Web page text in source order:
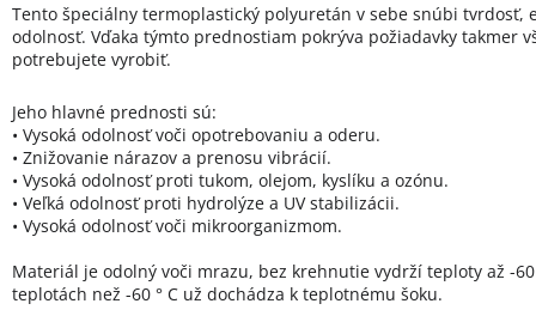
Tento špeciálny termoplastický polyuretán v sebe snúbi tvrdosť,
odolnosť. Vďaka týmto prednostiam pokrýva požiadavky takmer
potrebujete vyrobiť.
Jeho hlavné prednosti sú:
• Vysoká odolnosť voči opotrebovaniu a oderu.
• Znižovanie nárazov a prenosu vibrácií.
• Vysoká odolnosť proti tukom, olejom, kyslíku a ozónu.
• Veľká odolnosť proti hydrolýze a UV stabilizácii.
• Vysoká odolnosť voči mikroorganizmom.
Materiál je odolný voči mrazu, bez krehnutie vydrží teploty až -60
teplotách než -60 ° C už dochádza k teplotnému šoku.